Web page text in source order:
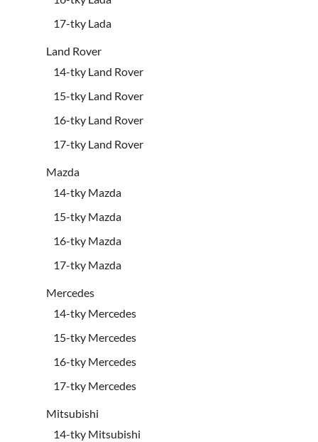
17-tky Lada
Land Rover
14-tky Land Rover
15-tky Land Rover
16-tky Land Rover
17-tky Land Rover
Mazda
14-tky Mazda
15-tky Mazda
16-tky Mazda
17-tky Mazda
Mercedes
14-tky Mercedes
15-tky Mercedes
16-tky Mercedes
17-tky Mercedes
Mitsubishi
14-tky Mitsubishi